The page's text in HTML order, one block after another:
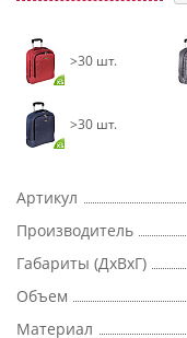
>30 шт.
>30 шт.
Артикул
Производитель
Габариты (ДхВхГ)
Объем
Материал